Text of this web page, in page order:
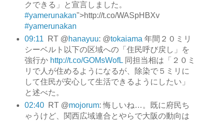
クできる」と宣言しました。
#yamerunakan">http://t.co/WASpHBXv
#yamerunakan
09:11
RT @hanayuu: @tokaiama年間２０ミリ
シーベルト以下の区域への「住民呼び戻し」を
強行か http://t.co/GOMsWofL同担当相は「２０ミ
リで人が住めるようになるが、除染で５ミリに
して住民が安心して生活できるようにしたい」
と述べた。
02:40
RT @mojorum: 悔しいね…。既に府民ち
ゃうけど、関西広域連合とやらで大阪の動向は